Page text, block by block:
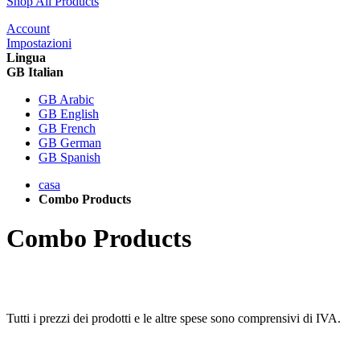
Account
Impostazioni
Lingua
GB Italian
GB Arabic
GB English
GB French
GB German
GB Spanish
casa
Combo Products
Combo Products
Tutti i prezzi dei prodotti e le altre spese sono comprensivi di IVA.